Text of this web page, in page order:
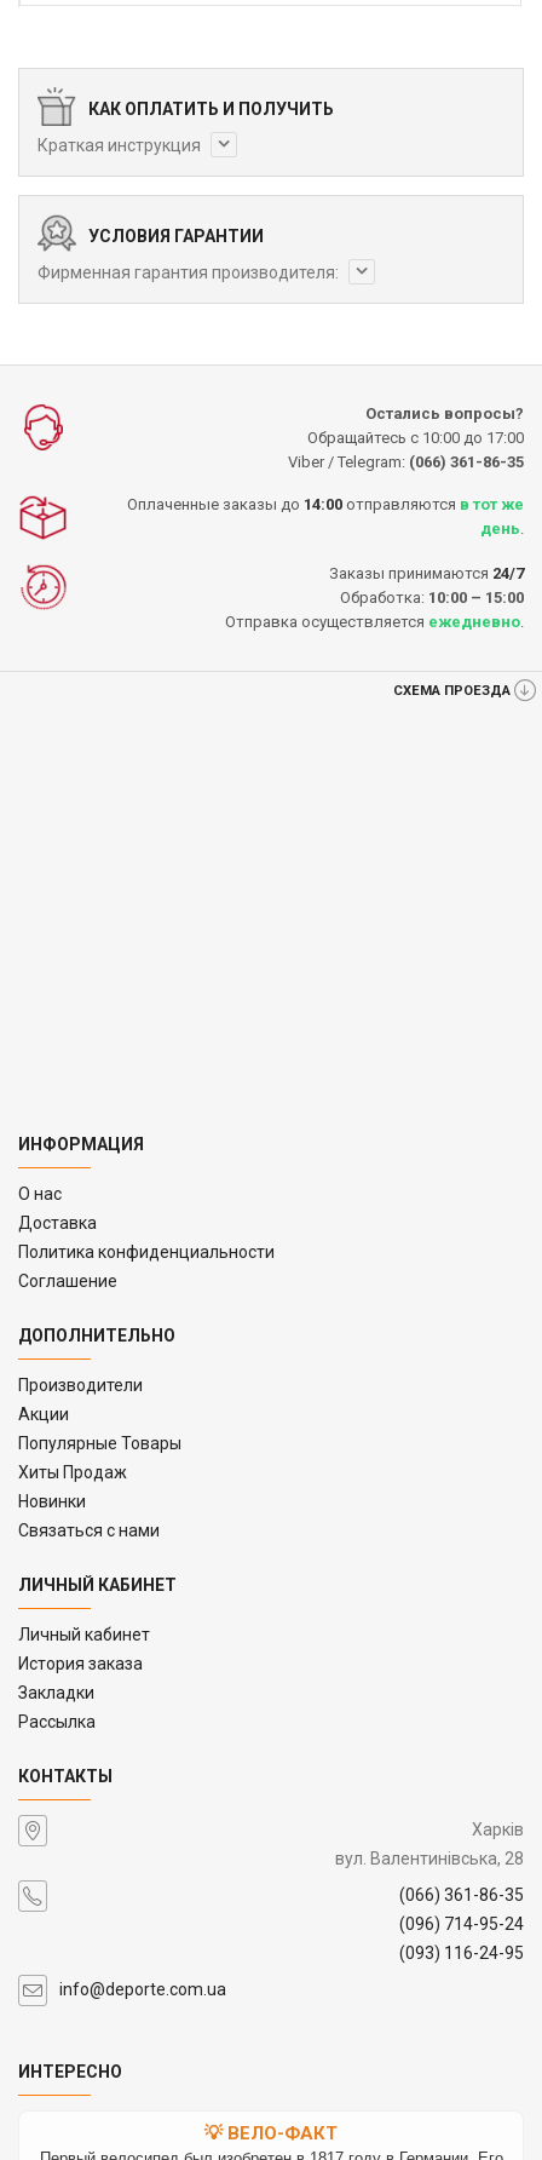
КАК ОПЛАТИТЬ И ПОЛУЧИТЬ
Краткая инструкция
УСЛОВИЯ ГАРАНТИИ
Фирменная гарантия производителя:
Остались вопросы?
Обращайтесь с 10:00 до 17:00
Viber / Telegram: (066) 361-86-35
Оплаченные заказы до 14:00 отправляются в тот же
день
Заказы принимаются 24/7
Обработка: 10:00 – 15:00
Отправка осуществляется ежедневно
СХЕМА ПРОЕЗДА
ИНФОРМАЦИЯ
O нас
Доставка
Политика конфиденциальности
Соглашение
ДОПОЛНИТЕЛЬНО
Производители
Акции
Популярные Товары
Хиты Продаж
Новинки
Связаться с нами
ЛИЧНЫЙ КАБИНЕТ
Личный кабинет
История заказа
Закладки
Рассылка
КОНТАКТЫ
Харків
вул. Валентинівська, 28
(066) 361-86-35
(096) 714-95-24
(093) 116-24-95
info@deporte.com.ua
ИНТЕРЕСНО
💡 ВЕЛО-ФАКТ